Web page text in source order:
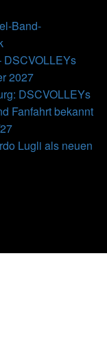
Band-
DSCVOLLEYs
2027
DSCVOLLEYs
Fanfahrt bekannt
Lugli als neuen